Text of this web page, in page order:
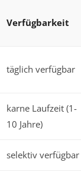
Verfügbarkeit
täglich verfügbar
karne Laufzeit (1-
10 Jahre)
selektiv verfügbar